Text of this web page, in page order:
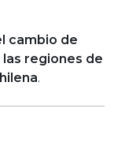
cambio de
regiones de
.